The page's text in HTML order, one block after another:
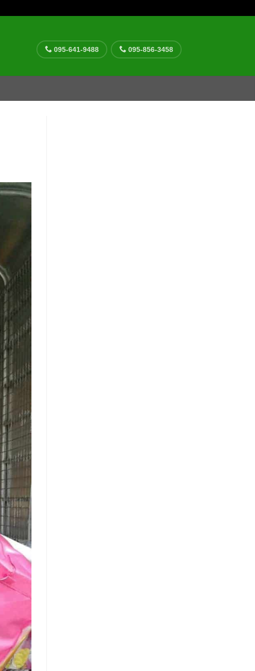
095-641-9488 095-856-3458